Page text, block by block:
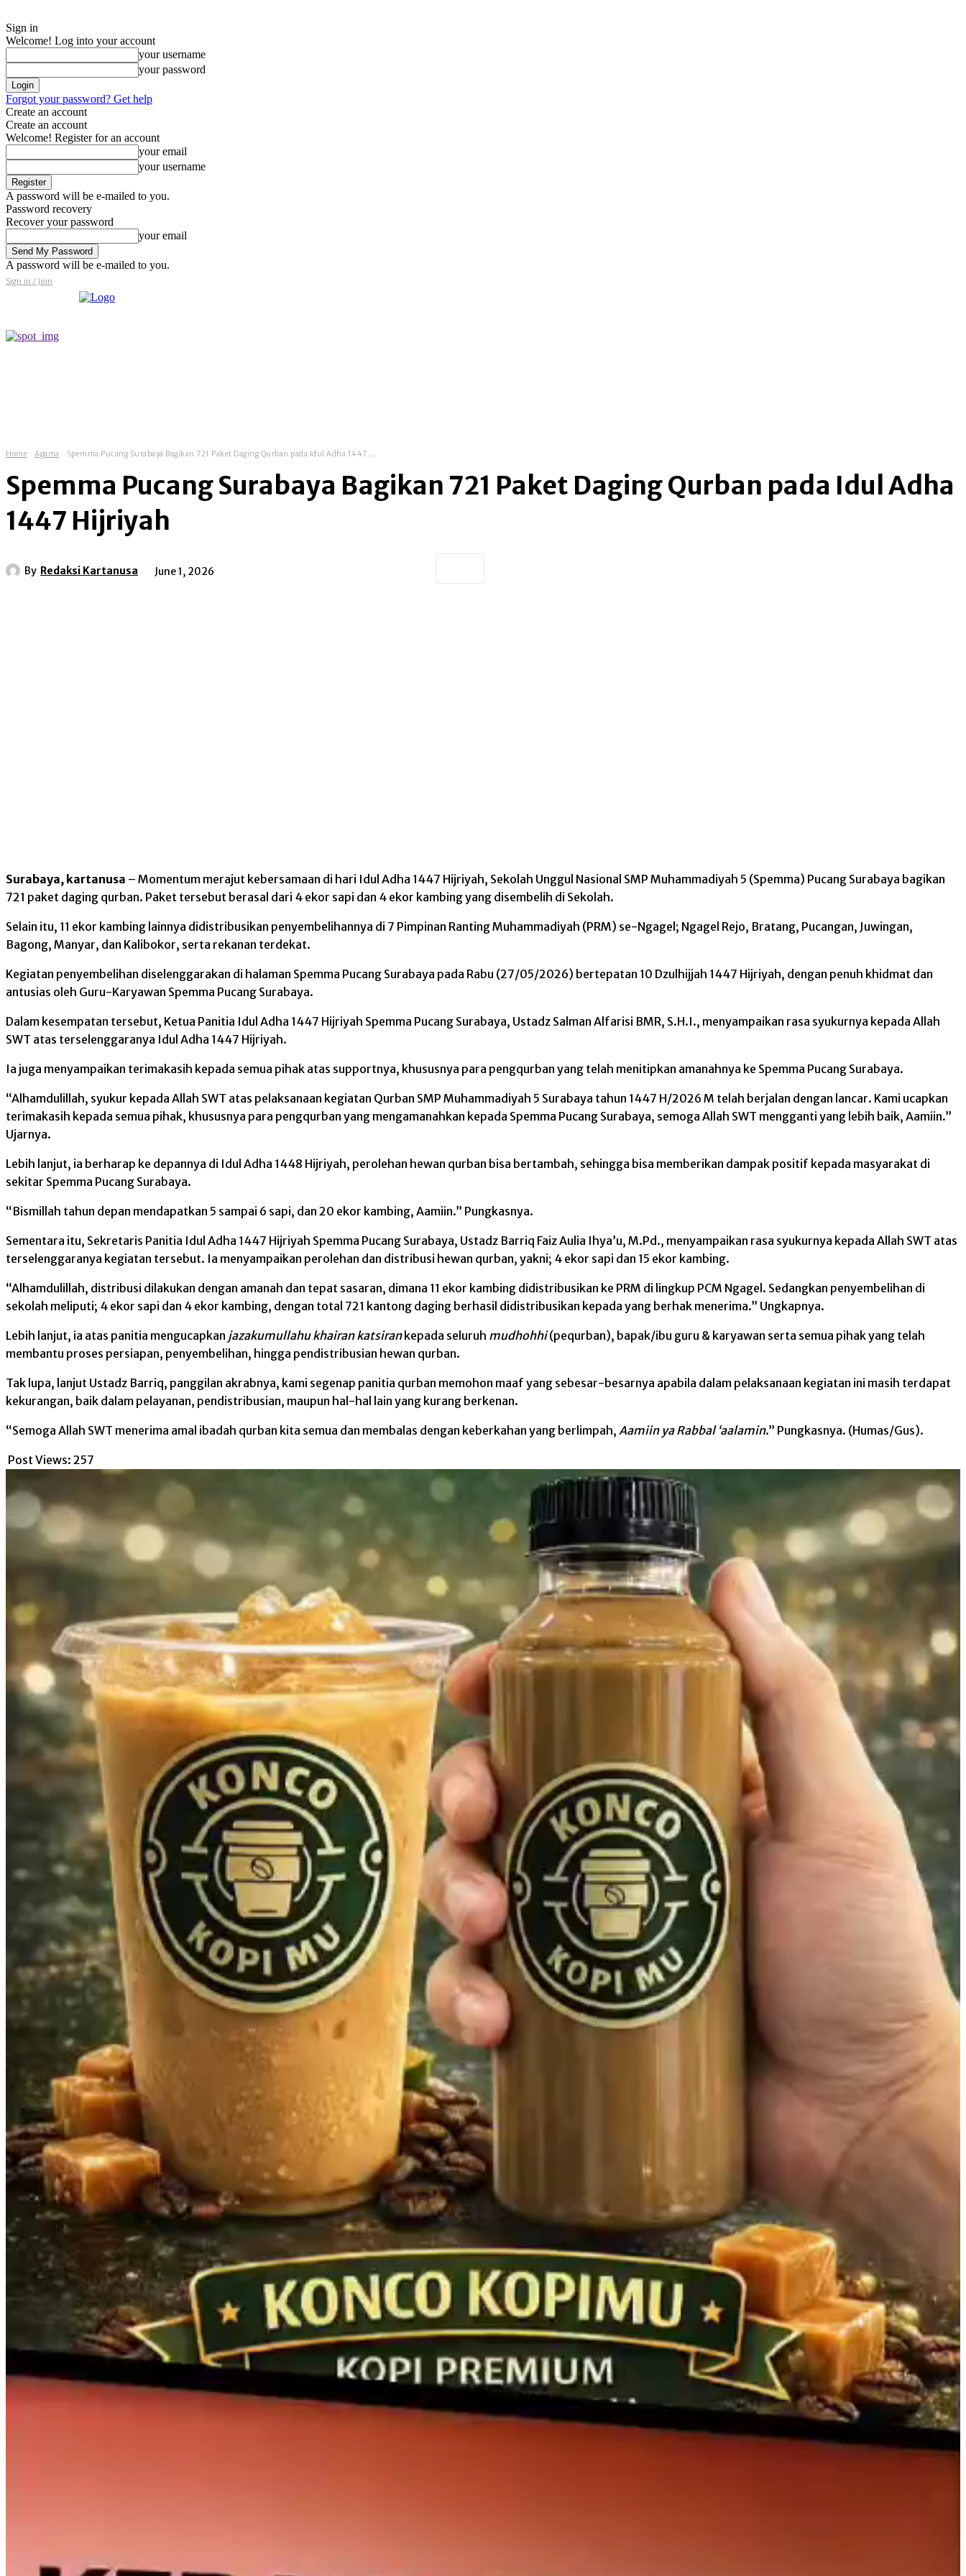
Sign in
Welcome! Log into your account
your username
your password
Forgot your password? Get help
Create an account
Create an account
Welcome! Register for an account
your email
your username
A password will be e-mailed to you.
Password recovery
Recover your password
your email
A password will be e-mailed to you.
Sign in / Join
Home Agama Spemma Pucang Surabaya Bagikan 721 Paket Daging Qurban pada Idul Adha 1447...
Spemma Pucang Surabaya Bagikan 721 Paket Daging Qurban pada Idul Adha
1447 Hijriyah
By Redaksi Kartanusa June 1, 2026
Surabaya, kartanusa – Momentum merajut kebersamaan di hari Idul Adha 1447 Hijriyah, Sekolah Unggul Nasional SMP Muhammadiyah 5 (Spemma) Pucang Surabaya bagikan
721 paket daging qurban. Paket tersebut berasal dari 4 ekor sapi dan 4 ekor kambing yang disembelih di Sekolah.
Selain itu, 11 ekor kambing lainnya didistribusikan penyembelihannya di 7 Pimpinan Ranting Muhammadiyah (PRM) se-Ngagel; Ngagel Rejo, Bratang, Pucangan, Juwingan,
Bagong, Manyar, dan Kalibokor, serta rekanan terdekat.
Kegiatan penyembelihan diselenggarakan di halaman Spemma Pucang Surabaya pada Rabu (27/05/2026) bertepatan 10 Dzulhijjah 1447 Hijriyah, dengan penuh khidmat dan
antusias oleh Guru-Karyawan Spemma Pucang Surabaya.
Dalam kesempatan tersebut, Ketua Panitia Idul Adha 1447 Hijriyah Spemma Pucang Surabaya, Ustadz Salman Alfarisi BMR, S.H.I., menyampaikan rasa syukurnya kepada Allah
SWT atas terselenggaranya Idul Adha 1447 Hijriyah.
Ia juga menyampaikan terimakasih kepada semua pihak atas supportnya, khususnya para pengqurban yang telah menitipkan amanahnya ke Spemma Pucang Surabaya.
“Alhamdulillah, syukur kepada Allah SWT atas pelaksanaan kegiatan Qurban SMP Muhammadiyah 5 Surabaya tahun 1447 H/2026 M telah berjalan dengan lancar. Kami ucapkan
terimakasih kepada semua pihak, khususnya para pengqurban yang mengamanahkan kepada Spemma Pucang Surabaya, semoga Allah SWT mengganti yang lebih baik, Aamiin.”
Ujarnya.
Lebih lanjut, ia berharap ke depannya di Idul Adha 1448 Hijriyah, perolehan hewan qurban bisa bertambah, sehingga bisa memberikan dampak positif kepada masyarakat di
sekitar Spemma Pucang Surabaya.
“Bismillah tahun depan mendapatkan 5 sampai 6 sapi, dan 20 ekor kambing, Aamiin.” Pungkasnya.
Sementara itu, Sekretaris Panitia Idul Adha 1447 Hijriyah Spemma Pucang Surabaya, Ustadz Barriq Faiz Aulia Ihya’u, M.Pd., menyampaikan rasa syukurnya kepada Allah SWT atas
terselenggaranya kegiatan tersebut. Ia menyampaikan perolehan dan distribusi hewan qurban, yakni; 4 ekor sapi dan 15 ekor kambing.
“Alhamdulillah, distribusi dilakukan dengan amanah dan tepat sasaran, dimana 11 ekor kambing didistribusikan ke PRM di lingkup PCM Ngagel. Sedangkan penyembelihan di
sekolah meliputi; 4 ekor sapi dan 4 ekor kambing, dengan total 721 kantong daging berhasil didistribusikan kepada yang berhak menerima.” Ungkapnya.
Lebih lanjut, ia atas panitia mengucapkan jazakumullahu khairan katsirankepada seluruh mudhohhi(pequrban), bapak/ibu guru & karyawan serta semua pihak yang telah
membantu proses persiapan, penyembelihan, hingga pendistribusian hewan qurban.
Tak lupa, lanjut Ustadz Barriq, panggilan akrabnya, kami segenap panitia qurban memohon maaf yang sebesar-besarnya apabila dalam pelaksanaan kegiatan ini masih terdapat
kekurangan, baik dalam pelayanan, pendistribusian, maupun hal-hal lain yang kurang berkenan.
“Semoga Allah SWT menerima amal ibadah qurban kita semua dan membalas dengan keberkahan yang berlimpah, Aamiin ya Rabbal ‘aalamin.” Pungkasnya. (Humas/Gus).
Post Views: 257